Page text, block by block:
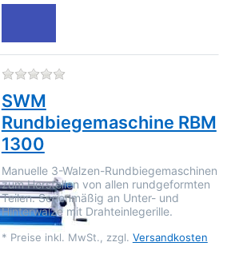
Zu diesem Produkt liegen
SWM
Rundbiegemaschine RBM
1300
Manuelle 3-Walzen-Rundbiegemaschinen
zum Herstellen von allen rundgeformten
Teilen. Serienmäßig an Unter- und
Hinterwalze mit Drahteinlegerille.
* Preise inkl. MwSt., zzgl. Versandkosten